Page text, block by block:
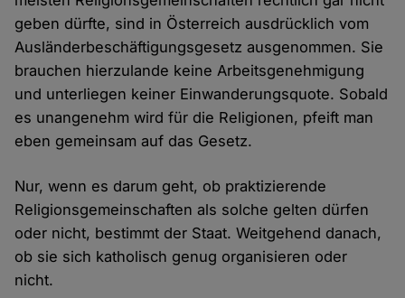
geben dürfte, sind in Österreich ausdrücklich vom
Ausländerbeschäftigungsgesetz ausgenommen. Sie
brauchen hierzulande keine Arbeitsgenehmigung
und unterliegen keiner Einwanderungsquote. Sobald
es unangenehm wird für die Religionen, pfeift man
eben gemeinsam auf das Gesetz.
Nur, wenn es darum geht, ob praktizierende
Religionsgemeinschaften als solche gelten dürfen
oder nicht, bestimmt der Staat. Weitgehend danach,
ob sie sich katholisch genug organisieren oder
nicht.